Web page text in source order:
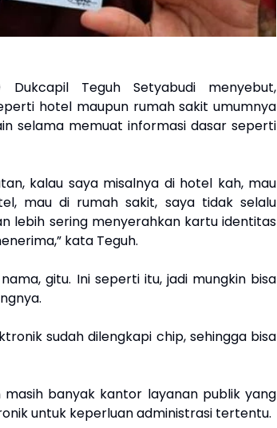
Teguh Setyabudi menyebut,
hotel maupun rumah sakit umumnya
selama memuat informasi dasar seperti
kalau saya misalnya di hotel kah, mau
mau di rumah sakit, saya tidak selalu
lebih sering menyerahkan kartu identitas
kata Teguh.
gitu. Ini seperti itu, jadi mungkin bisa
sudah dilengkapi chip, sehingga bisa
masih banyak kantor layanan publik yang
untuk keperluan administrasi tertentu.